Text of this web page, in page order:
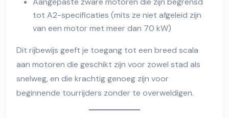
tot A2-specificaties (mits ze niet afgeleid zijn
van een motor met meer dan 70 kW)
Dit rijbewijs geeft je toegang tot een breed scala
aan motoren die geschikt zijn voor zowel stad als
snelweg, en die krachtig genoeg zijn voor
beginnende tourrijders zonder te overweldigen.